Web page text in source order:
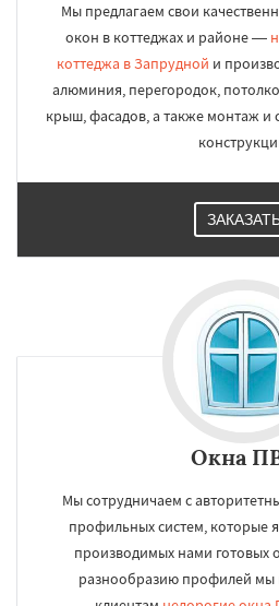
Мы предлагаем свои
окон в коттеджах и районе —
коттеджа в Запрудной и
алюминия, перегородок,
крыш, фасадов, а также монтаж и
Окна
Мы сотрудничаем с
профильных систем, которые
производимых нами готовых
разнообразию профилей